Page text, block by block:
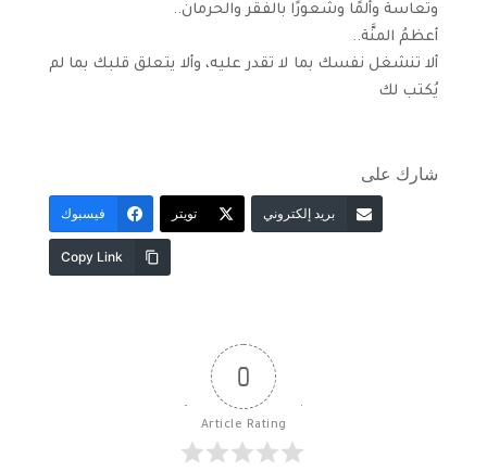
وتعاسةً وألمًا وشعورًا بالفقر والحرمان..
أعظمُ المنَّة..
ألا تنشغل نفسك بما لا تقدر عليه، وألا يتعلق قلبك بما لم
يُكتب لك
شارك على
فيسبوك تويتر بريد إلكتروني
Copy Link
0
Article Rating